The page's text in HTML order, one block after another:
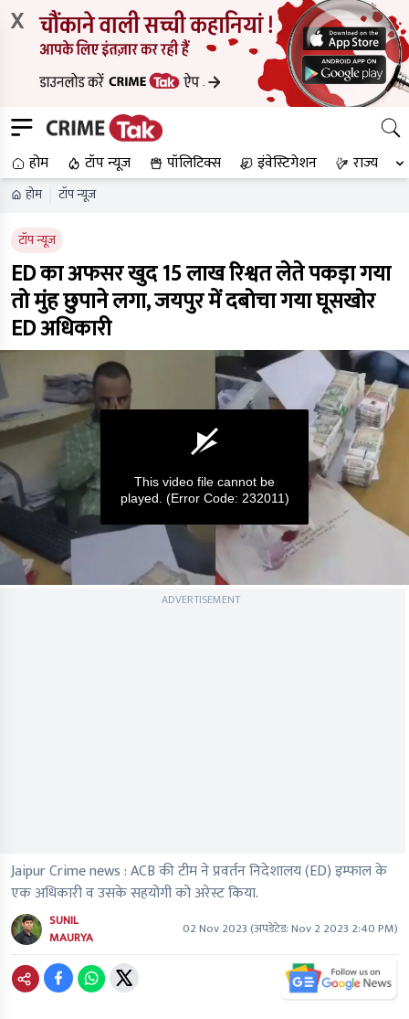
X
होम टॉप न्यूज पॉलिटिक्स इंवेस्टिगेशन राज्य
होम टॉप न्यूज
टॉप न्यूज
ED का अफसर खुद 15 लाख रिश्वत लेते पकड़ा गया
तो मुंह छुपाने लगा, जयपुर में दबोचा गया घूसखोर
ED अधिकारी
This video file cannot be
played. (Error Code: 232011)
ADVERTISEMENT
Jaipur Crime news : ACB की टीम ने प्रवर्तन निदेशालय (ED) इम्फाल के
एक अधिकारी व उसके सहयोगी को अरेस्ट किया.
SUNIL
MAURYA
02 Nov 2023(अपडेटेड:Nov 2 2023 2:40 PM)